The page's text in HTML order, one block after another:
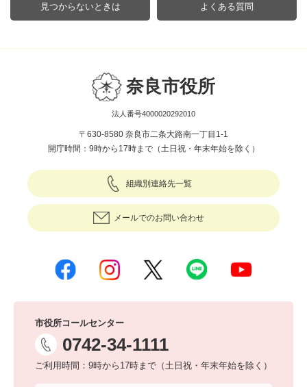
見つからないときは よくある質問
奈良市役所
法人番号4000020292010
〒630-8580 奈良市二条大路南一丁目1-1
開庁時間：9時から17時まで（土日祝・年末年始を除く）
組織別連絡先一覧
メールでのお問い合わせ
市役所コールセンター
0742-34-1111
ご利用時間：9時から17時まで（土日祝・年末年始を除く）